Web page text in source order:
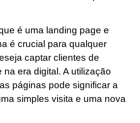
é uma landing page e
é crucial para qualquer
captar clientes de
na era digital. A utilização
páginas pode significar a
simples visita e uma nova